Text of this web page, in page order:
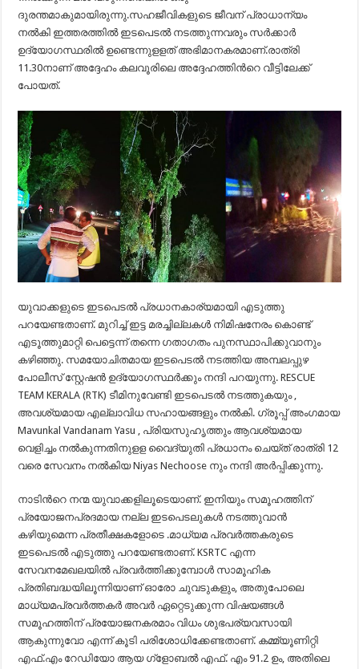
ദുരന്തമാകുമായിരുന്നു.സഹജീവികളുടെ ജീവന് പ്രാധാന്യം
നല്‍കി ഇത്തരത്തില്‍ ഇടപെടല്‍ നടത്തുന്നവരും സര്‍ക്കാര്‍
ഉദ്യോഗസ്ഥരില്‍ ഉണ്ടെന്നുളളത് അഭിമാനകരമാണ്.രാത്രി
11.30നാണ് അദ്ദേഹം കലവൂരിലെ അദ്ദേഹത്തിന്‍റെ വീട്ടിലേക്ക്
പോയത്.
യുവാക്കളുടെ ഇടപെടല്‍ പ്രധാനകാര്യമായി എടുത്തു
പറയേണ്ടതാണ്. മുറിച്ച് ഇട്ട മരച്ചില്ലകള്‍ നിമിഷനേരം കൊണ്ട്
എടൂത്തുമാറ്റി പെട്ടെന്ന് തന്നെ ഗതാഗതം പുനസ്ഥാപിക്കുവാനും
കഴിഞ്ഞു. സമയോചിതമായ ഇടപെടല്‍ നടത്തിയ അമ്പലപ്പുഴ
പോലീസ് സ്റ്റേഷന്‍ ഉദ്യോഗസ്ഥര്‍ക്കും നന്ദി പറയുന്നു. RESCUE
TEAM KERALA (RTK) ടീമിനുവേണ്ടി ഇടപെടല്‍ നടത്തുകയും ,
അവശ്യമായ എല്ലാവിധ സഹായങ്ങളും നല്‍കി. ഗ്രൂപ്പ് അംഗമായ
Mavunkal Vandanam Yasu , പ്രിയസുഹൃത്തും ആവശ്യമായ
വെളിച്ചം നല്‍കുന്നതിനുളള വൈദ്യുതി പ്രധാനം ചെയ്ത് രാത്രി 12
വരെ സേവനം നല്‍കിയ Niyas Nechoose നും നന്ദി അര്‍പ്പിക്കുന്നു.
നാടിന്‍റെ നന്മ യുവാക്കളിലൂടെയാണ്. ഇനിയും സമൂഹത്തിന്
പ്രയോജനപ്രദമായ നല്ല ഇടപെടലുകള്‍ നടത്തുവാന്‍
കഴിയുമെന്ന പ്രതീക്ഷകളോടെ .മാധ്യമ പ്രവര്‍ത്തകരുടെ
ഇടപെടല്‍ എടുത്തു പറയേണ്ടതാണ്. KSRTC എന്ന
സേവനമേഖലയില്‍ പ്രവര്‍ത്തിക്കുമ്പോള്‍ സാമൂഹിക
പ്രതിബദ്ധയിലൂന്നിയാണ് ഓരോ ചുവടുകളും, അതുപോലെ
മാധ്യമപ്രവര്‍ത്തകര്‍ അവര്‍ ഏറ്റെടുക്കുന്ന വിഷയങ്ങള്‍
സമൂഹത്തിന് പ്രയോജനകരമാം വിധം ശുഭപര്യവസായി
ആകുന്നുവോ എന്ന് കൂടി പരിശോധിക്കേണ്ടതാണ്. കമ്മ്യൂണിറ്റി
എഫ്.എം റേഡിയോ ആയ ഗ്ളോബല്‍ എഫ്. എം 91.2 ഉം, അതിലെ